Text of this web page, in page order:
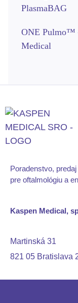
PlasmaBAG
ONE Pulmo™
Medical
Poradenstvo,
pre oftalmológiu a
Kaspen Medical,
Martinská 31
821 05 Bratislava